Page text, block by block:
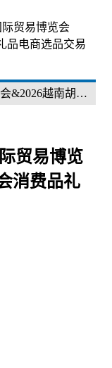
际贸易博览会
品电商选品交易
2026第24届越南胡志明国际贸易博览会&2026越南胡志明贸博会消费品礼品电商选品交易会 The 24rd Vietnam Expo Consumer Goods, Gift And E-commerce Product Sourcing In HCMC 2026
贸易博览
消费品礼